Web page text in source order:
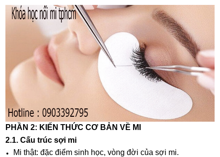
PHẦN 2: KIẾN THỨC CƠ BẢN VỀ MI
2.1. Cấu trúc sợi mi
Mi thật: đặc điểm sinh học, vòng đời của sợi mi.